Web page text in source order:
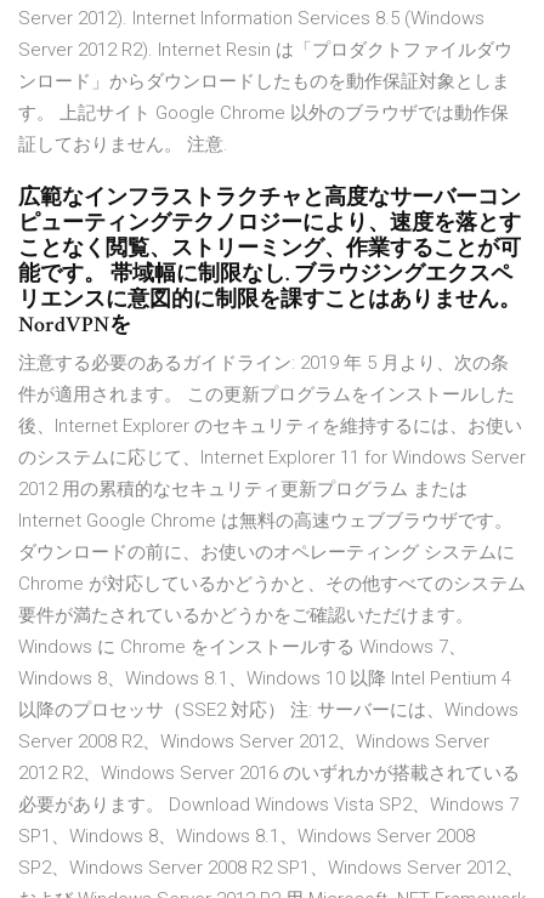
Server 2012). Internet Information Services 8.5 (Windows
Server 2012 R2). Internet Resin は「プロダクトファイルダウ
ンロード」からダウンロードしたものを動作保証対象としま
す。 上記サイト Google Chrome 以外のブラウザでは動作保
証しておりません。 注意.
広範なインフラストラクチャと高度なサーバーコン
ピューティングテクノロジーにより、速度を落とす
ことなく閲覧、ストリーミング、作業することが可
能です。 帯域幅に制限なし. ブラウジングエクスペ
リエンスに意図的に制限を課すことはありません。
NordVPNを
注意する必要のあるガイドライン: 2019 年 5 月より、次の条
件が適用されます。 この更新プログラムをインストールした
後、Internet Explorer のセキュリティを維持するには、お使い
のシステムに応じて、Internet Explorer 11 for Windows Server
2012 用の累積的なセキュリティ更新プログラム または
Internet Google Chrome は無料の高速ウェブブラウザです。
ダウンロードの前に、お使いのオペレーティング システムに
Chrome が対応しているかどうかと、その他すべてのシステム
要件が満たされているかどうかをご確認いただけます。
Windows に Chrome をインストールする Windows 7、
Windows 8、Windows 8.1、Windows 10 以降 Intel Pentium 4
以降のプロセッサ（SSE2 対応） 注: サーバーには、Windows
Server 2008 R2、Windows Server 2012、Windows Server
2012 R2、Windows Server 2016 のいずれかが搭載されている
必要があります。 Download Windows Vista SP2、Windows 7
SP1、Windows 8、Windows 8.1、Windows Server 2008
SP2、Windows Server 2008 R2 SP1、Windows Server 2012、